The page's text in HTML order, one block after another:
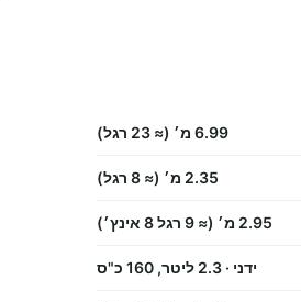
6.99 מ׳ (≈ 23 רגל)
2.35 מ׳ (≈ 8 רגל)
2.95 מ׳ (≈ 9 רגל 8 אינץ׳)
ידני · 2.3 ליטר, 160 כ"ס